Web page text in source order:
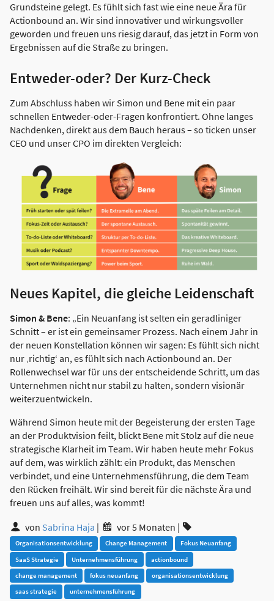
Grundsteine gelegt. Es fühlt sich fast wie eine neue Ära für
Actionbound an. Wir sind innovativer und wirkungsvoller
geworden und freuen uns riesig darauf, das jetzt in Form von
Ergebnissen auf die Straße zu bringen.
Entweder-oder? Der Kurz-Check
Zum Abschluss haben wir Simon und Bene mit ein paar
schnellen Entweder-oder-Fragen konfrontiert. Ohne langes
Nachdenken, direkt aus dem Bauch heraus – so ticken unser
CEO und unser CPO im direkten Vergleich:
Neues Kapitel, die gleiche Leidenschaft
Simon & Bene: „Ein Neuanfang ist selten ein geradliniger
Schnitt – er ist ein gemeinsamer Prozess. Nach einem Jahr in
der neuen Konstellation können wir sagen: Es fühlt sich nicht
nur ‚richtig‘ an, es fühlt sich nach Actionbound an. Der
Rollenwechsel war für uns der entscheidende Schritt, um das
Unternehmen nicht nur stabil zu halten, sondern visionär
weiterzuentwickeln.
Während Simon heute mit der Begeisterung der ersten Tage
an der Produktvision feilt, blickt Bene mit Stolz auf die neue
strategische Klarheit im Team. Wir haben heute mehr Fokus
auf dem, was wirklich zählt: ein Produkt, das Menschen
verbindet, und eine Unternehmensführung, die dem Team
den Rücken freihält. Wir sind bereit für die nächste Ära und
freuen uns auf alles, was kommt!
von Sabrina Haja | vor 5 Monaten |
Organisationsentwicklung Change Management
Fokus Neuanfang
SaaS Strategie
Unternehmensführung
actionbound
change management
fokus neuanfang
organisationsentwicklung
saas strategie
unternehmensführung